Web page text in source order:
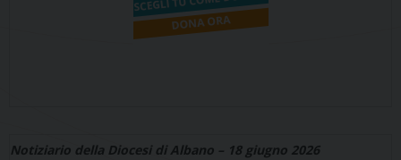
Notiziario della Diocesi di Albano – 18 giugno 2026